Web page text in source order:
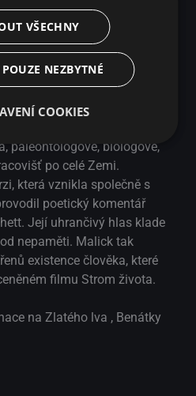
se nezabývá ničím menším
známého vesmíru, životním
centru Malickovy pozornosti
živých forem, jejich
od jednobuněčných
lidské civilizace. Na tvorbě
celá řada významných
paleontologové, biologové,
po celé Zemi.
která vznikla společně s
poetický komentář
Její uhrančivý hlas klade
nepaměti. Malick tak
existence člověka, které
filmu Strom života.
na Zlatého lva , Benátky
VŠECHNY
NEZBYTNÉ
COOKIES